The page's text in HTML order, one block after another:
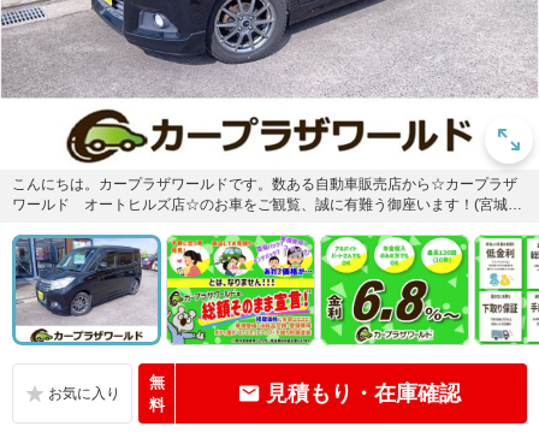
こんにちは。カープラザワールドです。数ある自動車販売店から☆カープラザ
ワールド オートヒルズ店☆のお車をご観覧、誠に有難う御座います！(宮城県
無
料
見積もり・在庫確認